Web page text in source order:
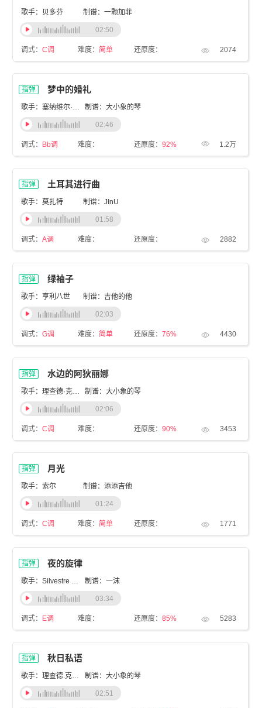
歌手：贝多芬 制谱：一颗加菲
调式：C调 难度： 简单 还原度： 2074
02:50
指弹 梦中的婚礼
歌手：塞纳维尔·图森 制谱：大小象的琴
调式： Bb调 难度： 还原度：92% 1.2万
02:46
指弹 土耳其进行曲
歌手：莫扎特 制谱：JInU
调式：A调 难度： 还原度： 2882
01:58
指弹 绿袖子
歌手：亨利八世 制谱：吉他的他
调式：G调 难度： 简单 还原度：76% 4430
02:03
指弹 水边的阿狄丽娜
歌手：理查德·克莱德曼 制谱：大小象的琴
调式：C调 难度： 还原度：90% 3453
02:06
指弹 月光
歌手：索尔 制谱：添添吉他
调式：C调 难度： 简单 还原度： 1771
01:24
指弹 夜的旋律
歌手：Silvestre Fonseca 制谱：一沫
调式： E调 难度： 还原度：85% 5283
03:34
指弹 秋日私语
歌手：理查德.克来德曼 制谱：大小象的琴
02:51